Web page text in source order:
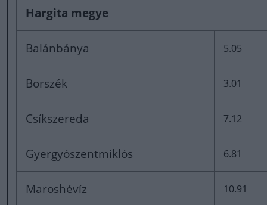
Hargita megye
Balánbánya 5.05
Borszék 3.01
Csíkszereda 7.12
Gyergyószentmiklós 6.81
Maroshévíz 10.91